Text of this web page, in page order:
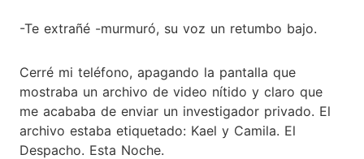
-Te extrañé -murmuró, su voz un retumbo bajo.
Cerré mi teléfono, apagando la pantalla que
mostraba un archivo de video nítido y claro que
me acababa de enviar un investigador privado. El
archivo estaba etiquetado: Kael y Camila. El
Despacho. Esta Noche.